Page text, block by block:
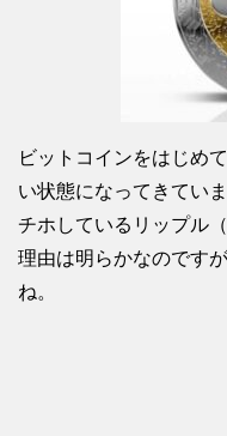
ビットコインをはじめ
い状態になってきてい
チホしているリップル
理由は明らかなのです
ね。